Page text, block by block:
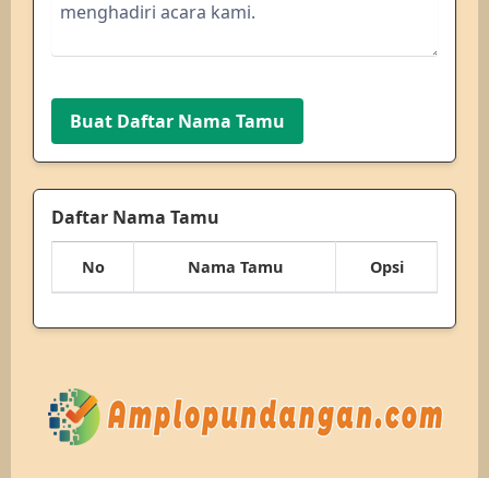
Buat Daftar Nama Tamu
Daftar Nama Tamu
No Nama Tamu Opsi